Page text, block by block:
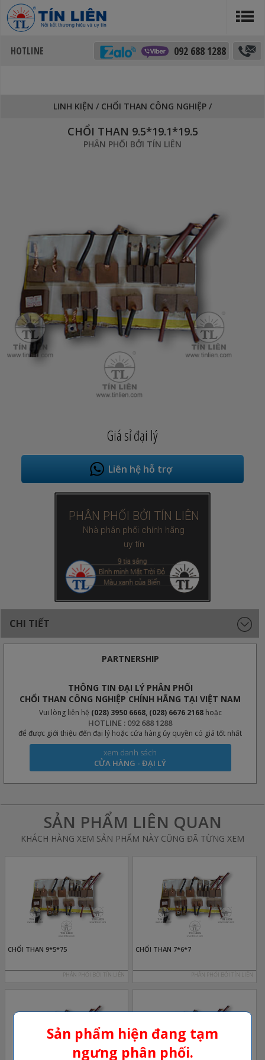
092 688 1288
LINH KIỆN / CHỔI THAN CÔNG NGHIỆP /
CHỔI THAN 9.5*19.1*19.5
PHÂN PHỐI BỞI TÍN LIÊN
Giá sỉ đại lý
Liên hệ hỗ trợ
PHÂN PHỐI BỞI TÍN LIÊN
Nhà phân phối chính hãng
uy tín
CHI TIẾT
PARTNERSHIP
THÔNG TIN ĐẠI LÝ PHÂN PHỐI
CHỔI THAN CÔNG NGHIỆP CHÍNH HÃNG TẠI VIỆT NAM
Vui lòng liên hệ (028) 3950 6668, (028) 6676 2168hoặc
HOTLINE : 092 688 1288
để được giới thiệu đến đại lý hoặc cửa hàng ủy quyền có giá tốt nhất
xem danh sách
CỬA HÀNG - ĐẠI LÝ
SẢN PHẨM LIÊN QUAN
KHÁCH HÀNG XEM SẢN PHẨM NÀY CŨNG ĐÃ TỪNG XEM
CHỔI THAN 9*5*75
PHÂN PHỐI BỞI TÍN LIÊN
CHỔI THAN 7*6*7
PHÂN PHỐI BỞI TÍN LIÊN
Sản phẩm hiện đang tạm
ngưng phân phối.